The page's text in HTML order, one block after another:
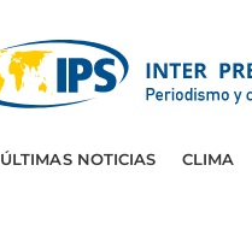
ÚLTIMAS NOTICIAS CLIMA